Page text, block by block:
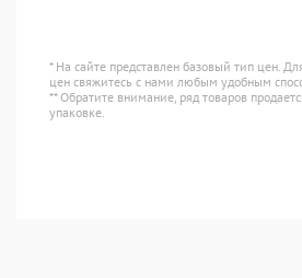
* На сайте представлен базовый тип цен.
цен свяжитесь с нами любым удобным
** Обратите внимание, ряд товаров
упаковке.